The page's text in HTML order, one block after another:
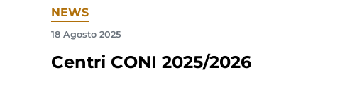
NEWS
18 Agosto 2025
Centri CONI 2025/2026